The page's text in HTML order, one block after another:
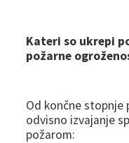
Kateri so ukrepi
požarne
Od končne
odvisno izvajanje
požarom: